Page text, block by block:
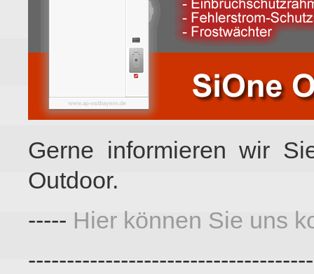
Gerne informieren wir
Outdoor.
----- Hier können Sie uns